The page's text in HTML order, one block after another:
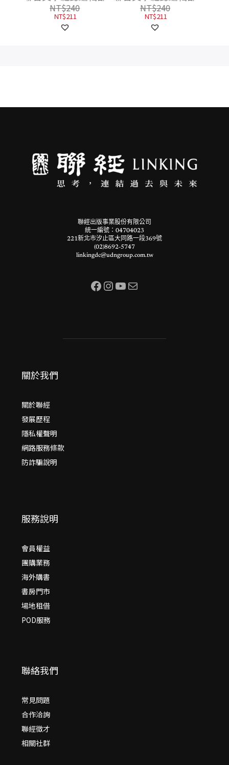
NT$240
NT$211
聯經出版事業股份有限公司
統一編號：04704023
221新北市汐止區大同路一段369號
(02)8692-5747
linkingdc@udngroup.com.tw
Facebook InstagramYouTube 電子郵件
關於我們
關於聯經
發展歷程
隱私權聲明
網路服務條款
防詐騙說明
服務說明
會員權益
團購業務
海外購書
書房門市
場地租借
POD服務
聯絡我們
常見問題
合作洽詢
聯經徵才
相關社群